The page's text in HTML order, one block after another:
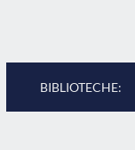
BIBLIOTECHE: